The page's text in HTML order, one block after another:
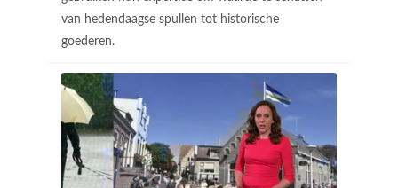
van hedendaagse spullen tot historische
goederen.